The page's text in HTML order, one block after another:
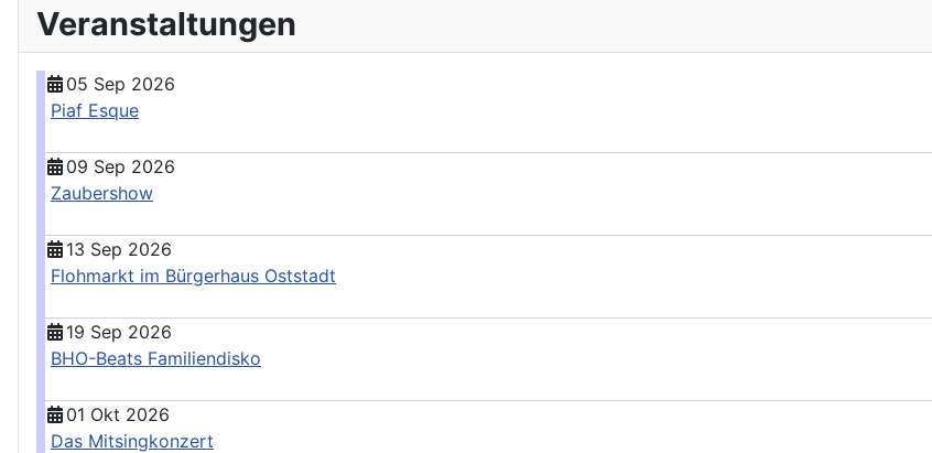
Veranstaltungen
05 Sep 2026
Piaf Esque
09 Sep 2026
Zaubershow
13 Sep 2026
Flohmarkt im Bürgerhaus Oststadt
19 Sep 2026
BHO-Beats Familiendisko
01 Okt 2026
Das Mitsingkonzert